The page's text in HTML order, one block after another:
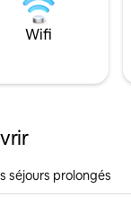
Wifi
séjours prolongés